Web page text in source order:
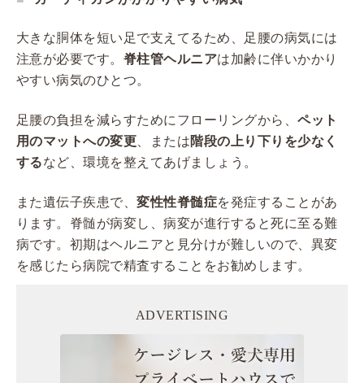
大きな胴体を短い足で支えてるため、足腰の病気には
注意が必要です。脊柱管ヘルニアは加齢に伴いかかり
やすい病気のひとつ。
足腰の負担を減らすためにフローリングから、ペット
用のマットへの変更 、または階段の上り下りを少なく
するなど、環境を整えてあげましょう。
また遺伝子疾患で、変性性脊髄症を発症することがあ
ります。脊髄が病変し、病変が進行すると死に至る難
病です。初期はヘルニアと見分けが難しいので、異変
を感じたら病院で精査することをお勧めします。
ADVERTISING